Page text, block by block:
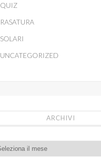
QUIZ
RASATURA
SOLARI
UNCATEGORIZED
ARCHIVI